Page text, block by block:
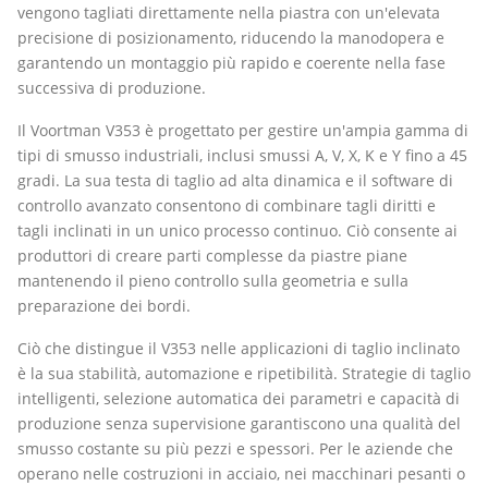
vengono tagliati direttamente nella piastra con un'elevata
precisione di posizionamento, riducendo la manodopera e
garantendo un montaggio più rapido e coerente nella fase
successiva di produzione.
Il Voortman V353 è progettato per gestire un'ampia gamma di
tipi di smusso industriali, inclusi smussi A, V, X, K e Y fino a 45
gradi. La sua testa di taglio ad alta dinamica e il software di
controllo avanzato consentono di combinare tagli diritti e
tagli inclinati in un unico processo continuo. Ciò consente ai
produttori di creare parti complesse da piastre piane
mantenendo il pieno controllo sulla geometria e sulla
preparazione dei bordi.
Ciò che distingue il V353 nelle applicazioni di taglio inclinato
è la sua stabilità, automazione e ripetibilità. Strategie di taglio
intelligenti, selezione automatica dei parametri e capacità di
produzione senza supervisione garantiscono una qualità del
smusso costante su più pezzi e spessori. Per le aziende che
operano nelle costruzioni in acciaio, nei macchinari pesanti o